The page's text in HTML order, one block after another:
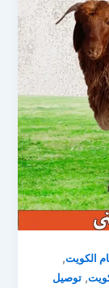
الكويت,
,توصيل